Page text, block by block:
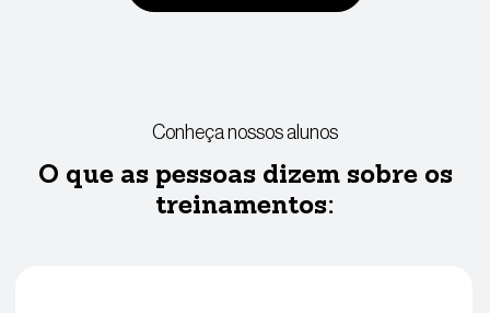
Conheça nossos alunos
O que as pessoas dizem sobre os
treinamentos: